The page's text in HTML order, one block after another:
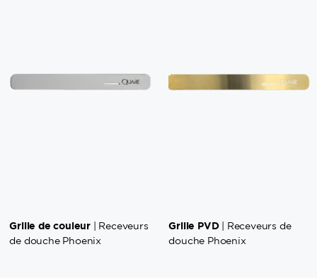
Grille de couleur | Receveurs
de douche Phoenix
Grille PVD| Receveurs de
douche Phoenix